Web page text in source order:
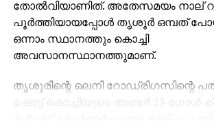
തോല്‍വിയാണിത്. അതേസമയം നാല്
പൂര്‍ത്തിയായപ്പോള്‍ തൃശൂര്‍ ഒമ്പത്
ഒന്നാം സ്ഥാനത്തും കൊച്ചി
അവസാനസ്ഥാനത്തുമാണ്.
തൃശൂരിന്റെ ലെനി റോഡ്രിഗസിന്റെ
ഷോട്ട് കൊച്ചിയുടെ അണ്ടര്‍ 23 ഗോള്‍